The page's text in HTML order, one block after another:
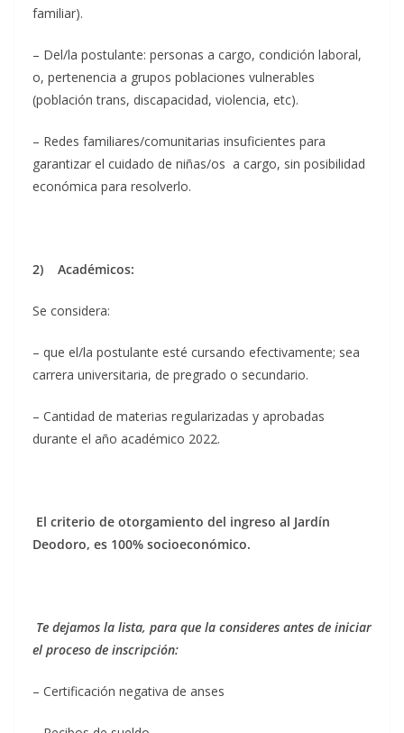
familiar).
– Del/la postulante: personas a cargo, condición laboral,
o, pertenencia a grupos poblaciones vulnerables
(población trans, discapacidad, violencia, etc).
– Redes familiares/comunitarias insuficientes para
garantizar el cuidado de niñas/os a cargo, sin posibilidad
económica para resolverlo.
2) Académicos:
Se considera:
– que el/la postulante esté cursando efectivamente; sea
carrera universitaria, de pregrado o secundario.
– Cantidad de materias regularizadas y aprobadas
durante el año académico 2022.
El criterio de otorgamiento del ingreso al Jardín
Deodoro, es 100% socioeconómico.
Te dejamos la lista, para que la consideres antes de iniciar
el proceso de inscripción:
– Certificación negativa de anses